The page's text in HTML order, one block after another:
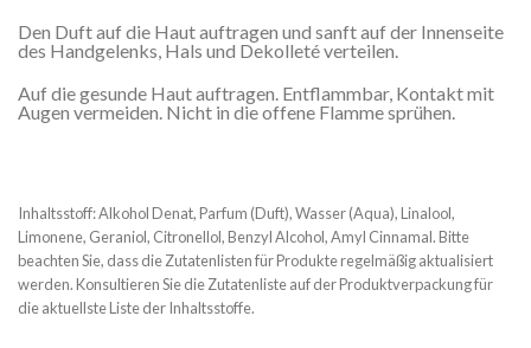
Den Duft auf die Haut auftragen und sanft auf der Innenseite
des Handgelenks, Hals und Dekolleté verteilen.
Auf die gesunde Haut auftragen. Entflammbar, Kontakt mit
Augen vermeiden. Nicht in die offene Flamme sprühen.
Inhaltsstoff: Alkohol Denat, Parfum (Duft), Wasser (Aqua), Linalool,
Limonene, Geraniol, Citronellol, Benzyl Alcohol, Amyl Cinnamal. Bitte
beachten Sie, dass die Zutatenlisten für Produkte regelmäßig aktualisiert
werden. Konsultieren Sie die Zutatenliste auf der Produktverpackung für
die aktuellste Liste der Inhaltsstoffe.